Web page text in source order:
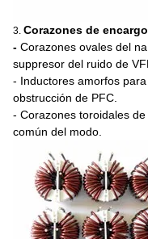
3. Corazones de
- Corazones ovales del
suppresor del ruido de
- Inductores amorfos
obstrucción de PFC.
- Corazones toroidales
común del modo.